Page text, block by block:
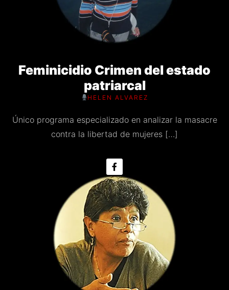
Feminicidio Crimen del estado
patriarcal
HELEN ALVAREZ
Único programa especializado en analizar la masacre
contra la libertad de mujeres […]